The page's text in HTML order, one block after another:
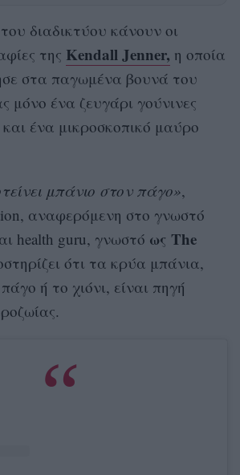
διαδικτύου κάνουν οι
της Kendall Jenner, η οποία
στα παγωμένα βουνά του
μόνο ένα ζευγάρι γούνινες
ένα μικροσκοπικό μαύρο
μπάνιο στον πάγο»,
αναφερόμενη στο γνωστό
health guru, γνωστό ως The
ότι τα κρύα μπάνια,
ή το χιόνι, είναι πηγή